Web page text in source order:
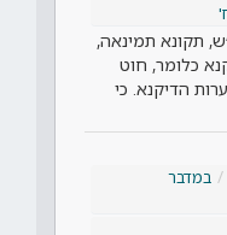
תקונא תמינאה,
כלומר, חוט
הדיקנא. כי
במדבר